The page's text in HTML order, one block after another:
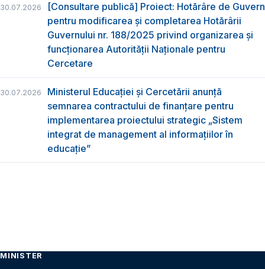
30.07.2026
[Consultare publică] Proiect: Hotărâre de Guvern
pentru modificarea și completarea Hotărârii
Guvernului nr. 188/2025 privind organizarea şi
funcţionarea Autorităţii Naţionale pentru
Cercetare
30.07.2026
Ministerul Educației și Cercetării anunță
semnarea contractului de finanțare pentru
implementarea proiectului strategic „Sistem
integrat de management al informațiilor în
educație”
MINISTER